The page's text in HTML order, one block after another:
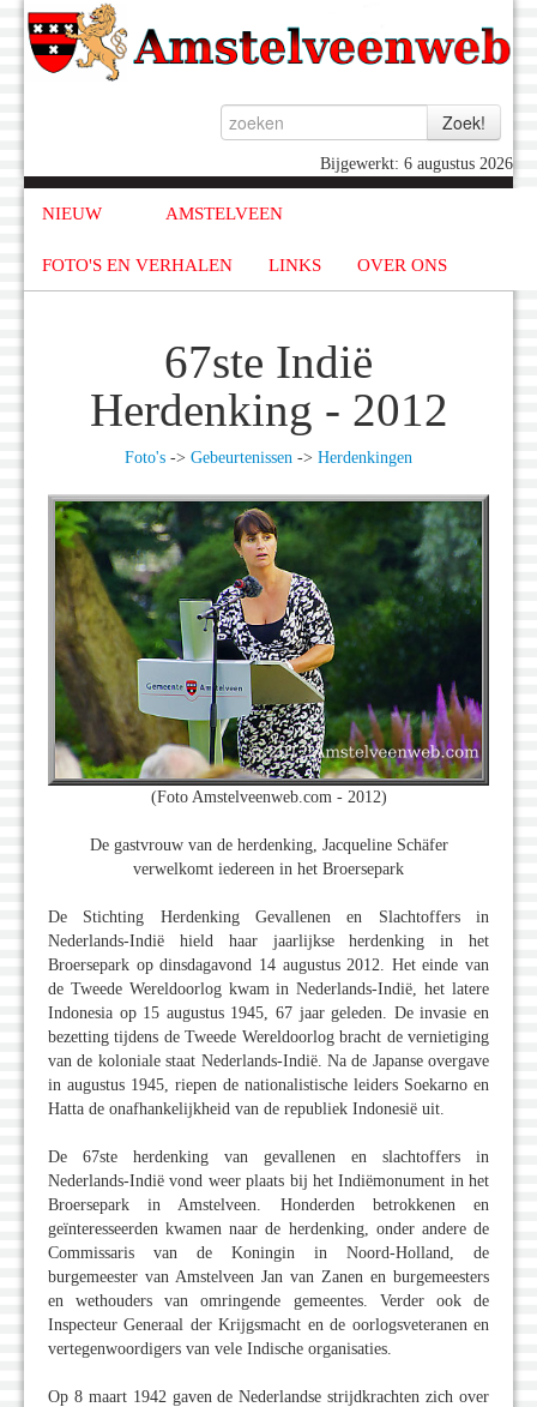
Bijgewerkt: 6 augustus 2026
NIEUW AMSTELVEEN
FOTO'S EN VERHALEN LINKS OVER ONS
67ste Indië
Herdenking - 2012
Foto's -> Gebeurtenissen -> Herdenkingen
(Foto Amstelveenweb.com - 2012)
De gastvrouw van de herdenking, Jacqueline Schäfer
verwelkomt iedereen in het Broersepark
De Stichting Herdenking Gevallenen en Slachtoffers in
Nederlands-Indië hield haar jaarlijkse herdenking in het
Broersepark op dinsdagavond 14 augustus 2012. Het einde van
de Tweede Wereldoorlog kwam in Nederlands-Indië, het latere
Indonesia op 15 augustus 1945, 67 jaar geleden. De invasie en
bezetting tijdens de Tweede Wereldoorlog bracht de vernietiging
van de koloniale staat Nederlands-Indië. Na de Japanse overgave
in augustus 1945, riepen de nationalistische leiders Soekarno en
Hatta de onafhankelijkheid van de republiek Indonesië uit.
De 67ste herdenking van gevallenen en slachtoffers in
Nederlands-Indië vond weer plaats bij het Indiëmonument in het
Broersepark in Amstelveen. Honderden betrokkenen en
geïnteresseerden kwamen naar de herdenking, onder andere de
Commissaris van de Koningin in Noord-Holland, de
burgemeester van Amstelveen Jan van Zanen en burgemeesters
en wethouders van omringende gemeentes. Verder ook de
Inspecteur Generaal der Krijgsmacht en de oorlogsveteranen en
vertegenwoordigers van vele Indische organisaties.
Op 8 maart 1942 gaven de Nederlandse strijdkrachten zich over